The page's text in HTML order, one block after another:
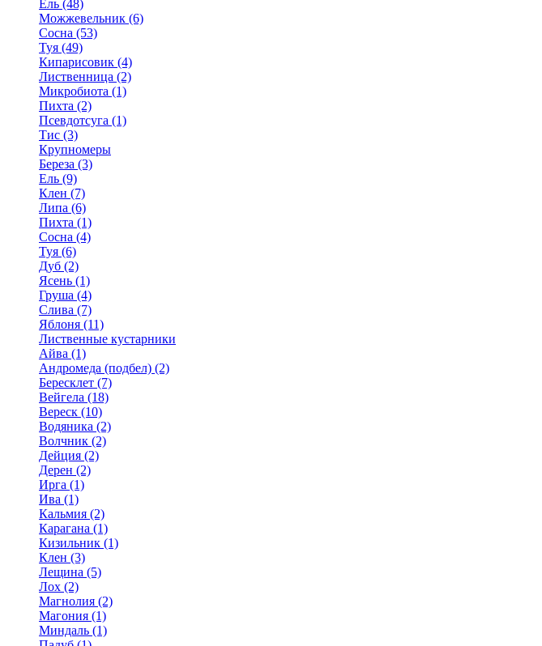
Ель (48)
Можжевельник (6)
Сосна (53)
Туя (49)
Кипарисовик (4)
Лиственница (2)
Микробиота (1)
Пихта (2)
Псевдотсуга (1)
Тис (3)
Крупномеры
Береза (3)
Ель (9)
Клен (7)
Липа (6)
Пихта (1)
Сосна (4)
Туя (6)
Дуб (2)
Ясень (1)
Груша (4)
Слива (7)
Яблоня (11)
Лиственные кустарники
Айва (1)
Андромеда (подбел) (2)
Бересклет (7)
Вейгела (18)
Вереск (10)
Водяника (2)
Волчник (2)
Дейция (2)
Дерен (2)
Ирга (1)
Ива (1)
Кальмия (2)
Карагана (1)
Кизильник (1)
Клен (3)
Лещина (5)
Лох (2)
Магнолия (2)
Магония (1)
Миндаль (1)